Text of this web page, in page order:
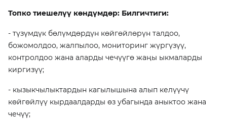
Топко тиешелүү көндүмдөр: Билгичтиги:
- түзүмдүк бөлүмдөрдүн көйгөйлөрүн талдоо,
божомолдоо, жалпылоо, мониторинг жүргүзүү,
контролдоо жана аларды чечүүгө жаңы ыкмаларды
киргизүү;
- кызыкчылыктардын кагылышына алып келүүчү
көйгөйлүү кырдаалдарды өз убагында аныктоо жана
чечүү;